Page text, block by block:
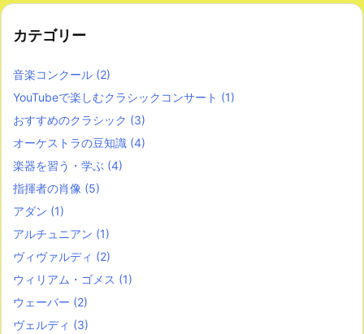
カテゴリー
音楽コンクール (2)
YouTubeで楽しむクラシックコンサート (1)
おすすめのクラシック (3)
オーケストラの豆知識 (4)
楽器を習う・学ぶ (4)
指揮者の肖像 (5)
アダン (1)
アルチュニアン (1)
ヴィヴァルディ (2)
ウィリアム・ゴメス (1)
ウェーバー (2)
ヴェルディ (3)